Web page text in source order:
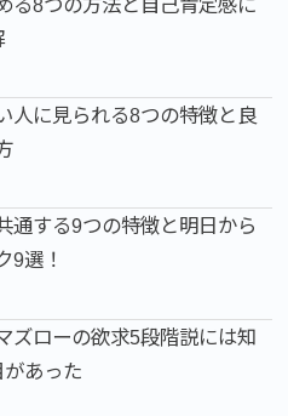
る8つの方法と自己肯定感に
人に見られる8つの特徴と良
通する9つの特徴と明日から
9選！
ズローの欲求5段階説には知
があった